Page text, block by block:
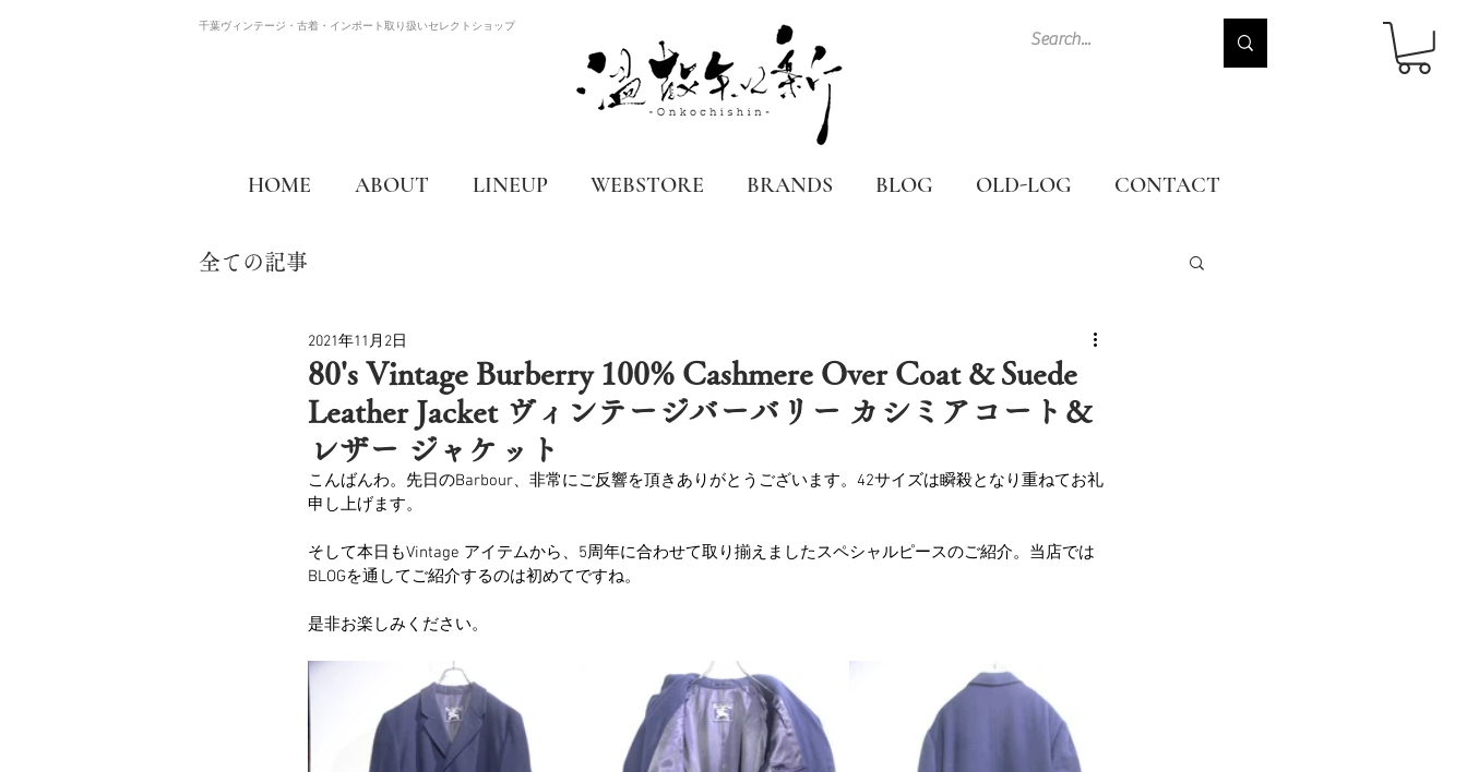
千葉ヴィンテージ・古着・インポート取り扱いセレクトショップ
HOME ABOUT LINEUP WEBSTORE BRANDS BLOG OLD-LOG CONTACT
全ての記事
80's Vintage Burberry 100% Cashmere Over Coat & Suede
Leather Jacket ヴィンテージバーバリー カシミアコート＆
レザー ジャケット
2021年11月2日
こんばんわ。先日のBarbour、非常にご反響を頂きありがとうございます。42サイズは瞬殺となり重ねてお礼
申し上げます。
そして本日もVintage アイテムから、5周年に合わせて取り揃えましたスペシャルピースのご紹介。当店では
BLOGを通してご紹介するのは初めてですね。
是非お楽しみください。